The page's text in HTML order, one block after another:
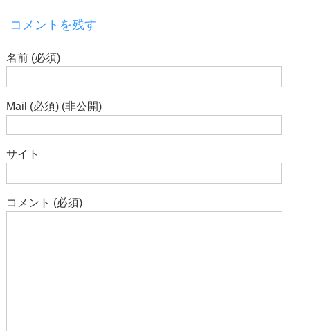
コメントを残す
名前 (必須)
Mail (必須) (非公開)
サイト
コメント (必須)